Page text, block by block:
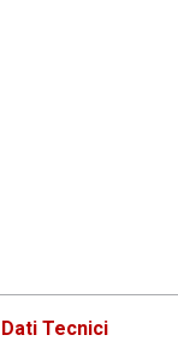
Dati Tecnici